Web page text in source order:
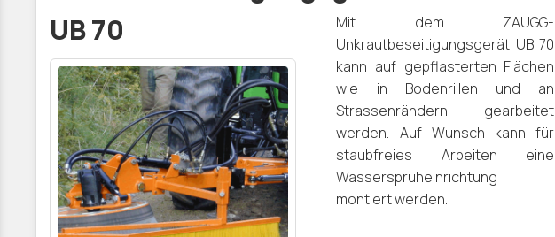
UB 70
Mit dem ZAUGG-
Unkrautbeseitigungsgerät UB 70
kann auf gepflasterten Flächen
wie in Bodenrillen und an
Strassenrändern gearbeitet
werden. Auf Wunsch kann für
staubfreies Arbeiten eine
Wassersprüheinrichtung
montiert werden.